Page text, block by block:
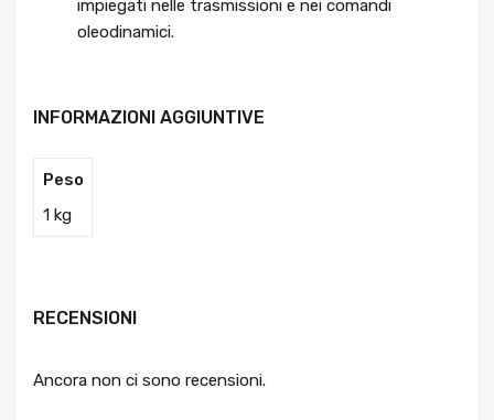
impiegati nelle trasmissioni e nei comandi
oleodinamici.
INFORMAZIONI AGGIUNTIVE
Peso
1 kg
RECENSIONI
Ancora non ci sono recensioni.